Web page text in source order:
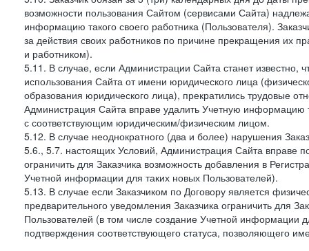
возможности пользования Сайтом (сервисами Сайта)
информацию такого своего работника (Пользователя).
за действия своих работников по причине прекращения их
и работником).
5.11. В случае, если Администрации Сайта станет
использования Сайта от имени юридического лица
образования юридического лица), прекратились трудовые
Администрация Сайта вправе удалить Учетную информацию
с соответствующим юридическим/физическим лицом.
5.12. В случае неоднократного (два и более) нарушения
5.6., 5.7. настоящих Условий, Администрация Сайта вправе
ограничить для Заказчика возможность добавления в
Учетной информации для таких новых Пользователей).
5.13. В случае если Заказчиком по Договору является
предварительного уведомления Заказчика ограничить для
Пользователей (в том числе создание Учетной информации
подтверждения соответствующего статуса, позволяющего